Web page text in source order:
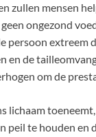
zullen mensen
ongezond
persoon
en de
om de
lichaam
peil te houden en